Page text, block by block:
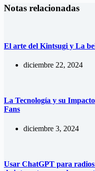
Notas relacionadas
El arte del Kintsugi y La
diciembre 22, 2024
La Tecnología y su
Fans
diciembre 3, 2024
Usar ChatGPT para